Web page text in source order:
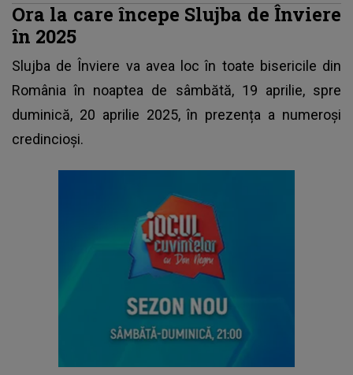
Ora la care începe Slujba de Înviere
în 2025
Slujba de Înviere va avea loc în toate bisericile din
România în noaptea de sâmbătă, 19 aprilie, spre
duminică, 20 aprilie 2025, în prezența a numeroși
credincioși.